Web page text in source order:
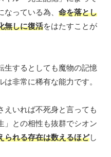
っている為、 命を落とし
無しに復活をはたすことが
生するとしても魔物の記憶
非常に稀有な能力です。
えいれば不死身と言っても
」との相性も抜群でシオン
られる存在は数えるほどし